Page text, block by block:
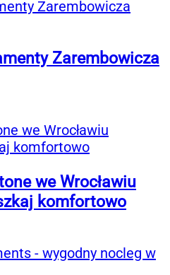
Zarembowicza
we Wrocławiu
komfortowo